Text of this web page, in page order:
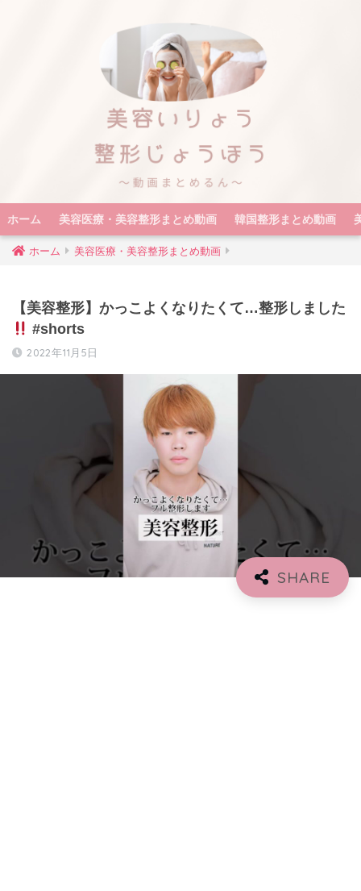
ホーム 美容医療・美容整形まとめ動画 韓国整形まとめ動画
ホーム 美容医療・美容整形まとめ動画
【美容整形】かっこよくなりたくて…整形しました
#shorts
2022年11月5日